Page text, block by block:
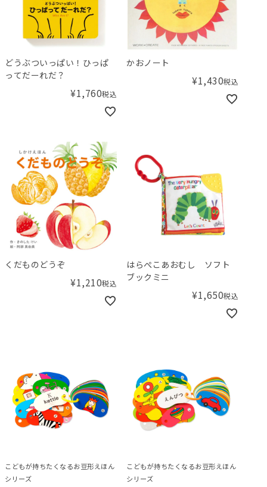
どうぶついっぱい！ひっぱ
ってだーれだ？
¥1,760税込
かおノート
¥1,430税込
くだものどうぞ
¥1,210税込
はらぺこあおむし ソフト
ブックミニ
¥1,650税込
こどもが持ちたくなるお豆形えほん
シリーズ
こどもが持ちたくなるお豆形えほん
シリーズ